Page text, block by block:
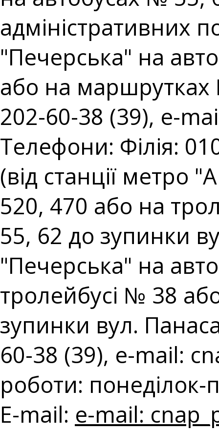
адміністративних
"Печерська" на
або на маршрутках
202-60-38 (39), e-
Телефони: Філія:
(від станції
520, 470 або на
55, 62 до зупинки
"Печерська" на
тролейбусі № 38
зупинки вул.
60-38 (39), e-mail:
роботи:
E-mail: e-mail: